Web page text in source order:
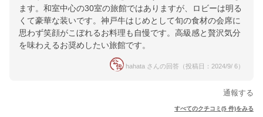
ます。和室中心の30室の旅館ではありますが、ロビーは明る
くて豪華な装いです。神戸牛はじめとして旬の食材の会席に
思わず笑顔がこぼれるお料理も自慢です。高級感と贅沢気分
を味わえるお奨めしたい旅館です。
hahata さんの回答（投稿日：2024/9/ 6）
通報する
すべてのクチコミ(5 件)をみる